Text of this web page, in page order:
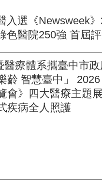
入選《Newsweek
色醫院250強 首屆
佳